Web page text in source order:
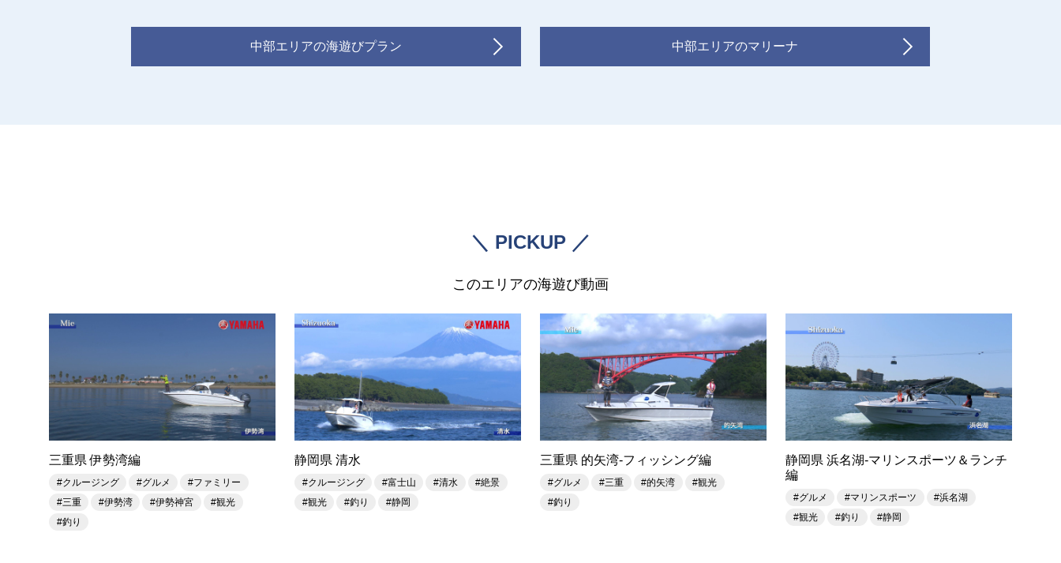
中部エリアの海遊びプラン 中部エリアのマリーナ
＼ PICKUP ／
このエリアの海遊び動画
三重県 伊勢湾編
#クルージング #グルメ
#ファミリー
#三重
#伊勢湾 #伊勢神宮
#観光
#釣り
静岡県 清水
#クルージング #富士山 #清水
#絶景
#観光
#釣り #静岡
三重県 的矢湾-フィッシング編
#グルメ #三重 #的矢湾
#観光
#釣り
静岡県 浜名湖-マリンスポーツ＆ランチ
編
#グルメ #マリンスポーツ
#浜名湖
#観光
#釣り #静岡